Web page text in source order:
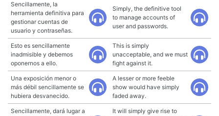
Sencillamente, la
herramienta definitiva para
gestionar cuentas de
usuario y contraseñas.
Simply, the definitive tool
to manage accounts of
user and passwords.
Esto es sencillamente
inadmisible y debemos
oponernos a ello.
This is simply
unacceptable, and we must
fight against it.
Una exposición menor o
más débil sencillamente se
hubiera desvanecido.
A lesser or more feeble
show would have simply
faded away.
Sencillamente, dará lugar a
It will simply give rise to